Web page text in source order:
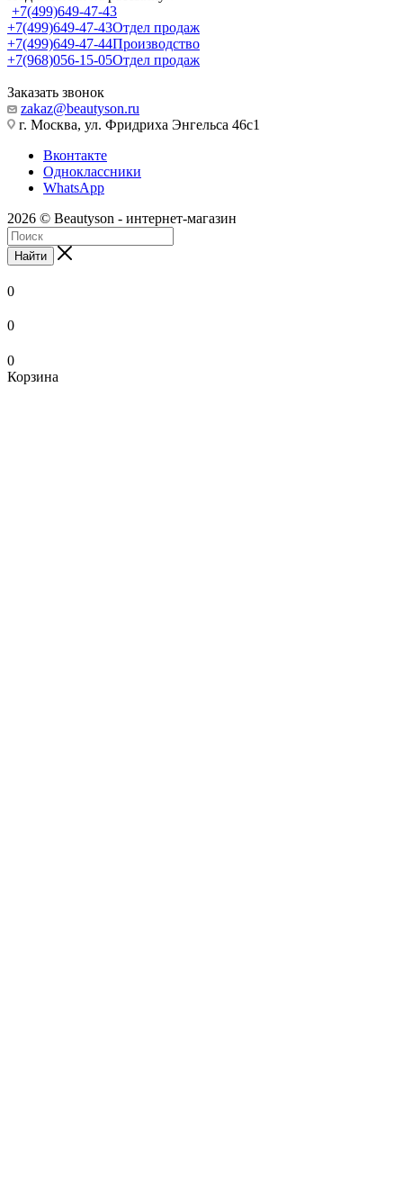
+7(499)649-47-43
+7(499)649-47-43Отдел продаж
+7(499)649-47-44Производство
+7(968)056-15-05Отдел продаж
Заказать звонок
zakaz@beautyson.ru
г. Москва, ул. Фридриха Энгельса 46с1
Вконтакте
Одноклассники
WhatsApp
2026 © Beautyson - интернет-магазин
Найти
0
0
0
Корзина